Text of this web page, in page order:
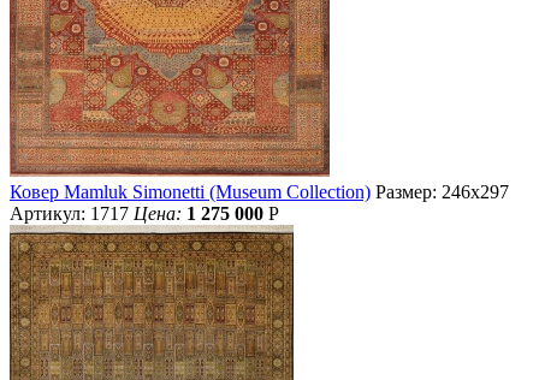
Ковер Mamluk Simonetti (Museum Collection) Размер: 246х297
Артикул: 1717 Цена: 1 275 000 Р